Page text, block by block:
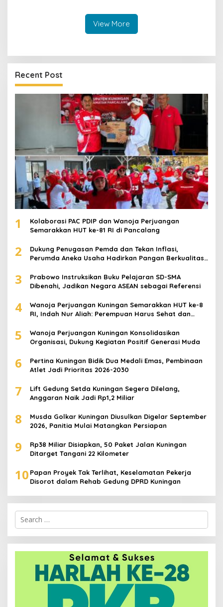
View More
Recent Post
1
Kolaborasi PAC PDIP dan Wanoja Perjuangan
Semarakkan HUT ke-81 RI di Pancalang
2
Dukung Penugasan Pemda dan Tekan Inflasi,
Perumda Aneka Usaha Hadirkan Pangan Berkualitas
3
Prabowo Instruksikan Buku Pelajaran SD-SMA
Dibenahi, Jadikan Negara ASEAN sebagai Referensi
4
Wanoja Perjuangan Kuningan Semarakkan HUT ke-8
RI, Indah Nur Aliah: Perempuan Harus Sehat dan
5
Wanoja Perjuangan Kuningan Konsolidasikan
Organisasi, Dukung Kegiatan Positif Generasi Muda
6
Pertina Kuningan Bidik Dua Medali Emas, Pembinaan
Atlet Jadi Prioritas 2026-2030
7
Lift Gedung Setda Kuningan Segera Dilelang,
Anggaran Naik Jadi Rp1,2 Miliar
8
Musda Golkar Kuningan Diusulkan Digelar September
2026, Panitia Mulai Matangkan Persiapan
9
Rp38 Miliar Disiapkan, 50 Paket Jalan Kuningan
Ditarget Tangani 22 Kilometer
10 Papan Proyek Tak Terlihat, Keselamatan Pekerja
Disorot dalam Rehab Gedung DPRD Kuningan
Search
for: